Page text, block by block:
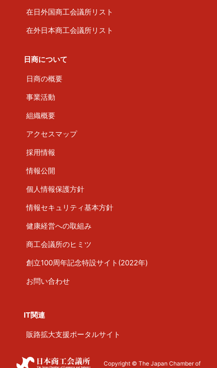
在日外国商工会議所リスト
在外日本商工会議所リスト
日商について
日商の概要
事業活動
組織概要
アクセスマップ
採用情報
情報公開
個人情報保護方針
情報セキュリティ基本方針
健康経営への取組み
商工会議所のヒミツ
創立100周年記念特設サイト(2022年)
お問い合わせ
IT関連
販路拡大支援ポータルサイト
Copyright © The Japan Chamber of